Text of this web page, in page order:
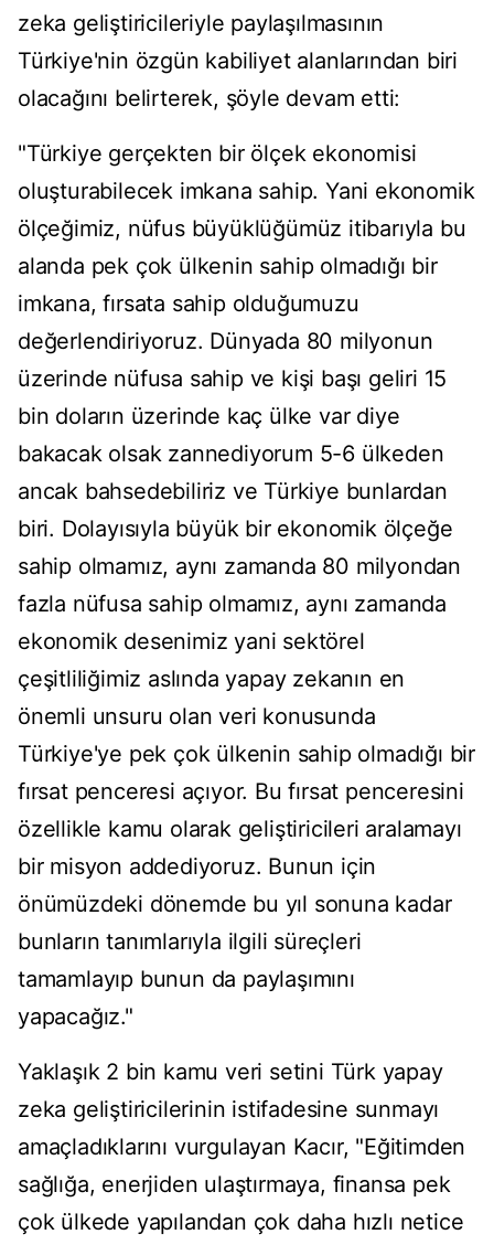
zeka geliştiricileriyle paylaşılmasının
Türkiye'nin özgün kabiliyet alanlarından biri
olacağını belirterek, şöyle devam etti:
"Türkiye gerçekten bir ölçek ekonomisi
oluşturabilecek imkana sahip. Yani ekonomik
ölçeğimiz, nüfus büyüklüğümüz itibarıyla bu
alanda pek çok ülkenin sahip olmadığı bir
imkana, fırsata sahip olduğumuzu
değerlendiriyoruz. Dünyada 80 milyonun
üzerinde nüfusa sahip ve kişi başı geliri 15
bin doların üzerinde kaç ülke var diye
bakacak olsak zannediyorum 5-6 ülkeden
ancak bahsedebiliriz ve Türkiye bunlardan
biri. Dolayısıyla büyük bir ekonomik ölçeğe
sahip olmamız, aynı zamanda 80 milyondan
fazla nüfusa sahip olmamız, aynı zamanda
ekonomik desenimiz yani sektörel
çeşitliliğimiz aslında yapay zekanın en
önemli unsuru olan veri konusunda
Türkiye'ye pek çok ülkenin sahip olmadığı bir
fırsat penceresi açıyor. Bu fırsat penceresini
özellikle kamu olarak geliştiricileri aralamayı
bir misyon addediyoruz. Bunun için
önümüzdeki dönemde bu yıl sonuna kadar
bunların tanımlarıyla ilgili süreçleri
tamamlayıp bunun da paylaşımını
yapacağız."
Yaklaşık 2 bin kamu veri setini Türk yapay
zeka geliştiricilerinin istifadesine sunmayı
amaçladıklarını vurgulayan Kacır, "Eğitimden
sağlığa, enerjiden ulaştırmaya, finansa pek
çok ülkede yapılandan çok daha hızlı netice